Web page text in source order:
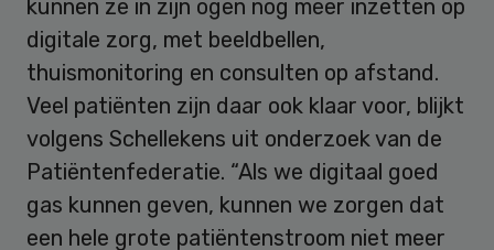
kunnen ze in zijn ogen nog meer inzetten op
digitale zorg, met beeldbellen,
thuismonitoring en consulten op afstand.
Veel patiënten zijn daar ook klaar voor, blijkt
volgens Schellekens uit onderzoek van de
Patiëntenfederatie. “Als we digitaal goed
gas kunnen geven, kunnen we zorgen dat
een hele grote patiëntenstroom niet meer